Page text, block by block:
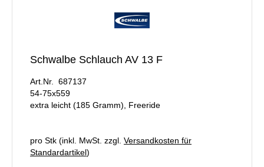
Schwalbe Schlauch AV 13 F
Art.Nr. 687137
54-75x559
extra leicht (185 Gramm), Freeride
pro Stk (inkl. MwSt. zzgl. Versandkosten für
Standardartikel)